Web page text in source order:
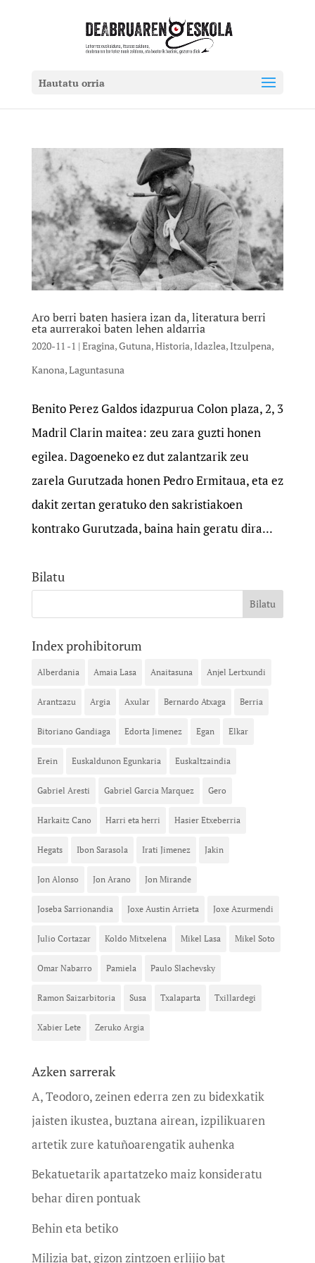
Hautatu orria
Aro berri baten hasiera izan da, literatura berri
eta aurrerakoi baten lehen aldarria
2020-11 -1 | Eragina,Gutuna,Historia,Idazlea,Itzulpena,
Kanona,Laguntasuna
Benito Perez Galdos idazpurua Colon plaza, 2, 3
Madril Clarin maitea: zeu zara guzti honen
egilea. Dagoeneko ez dut zalantzarik zeu
zarela Gurutzada honen Pedro Ermitaua, eta ez
dakit zertan geratuko den sakristiakoen
kontrako Gurutzada, baina hain geratu dira...
Bilatu
Index prohibitorum
Alberdania Amaia Lasa Anaitasuna Anjel Lertxundi
Arantzazu Argia Axular Bernardo Atxaga Berria
Bitoriano Gandiaga Edorta Jimenez Egan Elkar
Erein Euskaldunon Egunkaria Euskaltzaindia
Gabriel Aresti Gabriel Garcia Marquez Gero
Harkaitz Cano Harri eta herri Hasier Etxeberria
Hegats Ibon Sarasola Irati Jimenez Jakin
Jon Alonso Jon Arano Jon Mirande
Joseba Sarrionandia Joxe Austin Arrieta Joxe Azurmendi
Julio Cortazar Koldo Mitxelena Mikel Lasa Mikel Soto
Omar Nabarro Pamiela Paulo Slachevsky
Ramon Saizarbitoria Susa Txalaparta Txillardegi
Xabier Lete Zeruko Argia
Azken sarrerak
A, Teodoro, zeinen ederra zen zu bidexkatik
jaisten ikustea, buztana airean, izpilikuaren
artetik zure katuñoarengatik auhenka
Bekatuetarik apartatzeko maiz konsideratu
behar diren pontuak
Behin eta betiko
Milizia bat, gizon zintzoen erlijio bat